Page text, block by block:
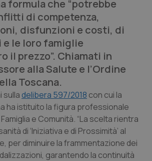
Giulia
& coronaropatie
formula che “potrebbe
di competenza,
disfunzioni e costi, di
le loro famiglie
il prezzo”. Chiamati in
alla Salute e l’Ordine
Toscana.
sulla delibera 597/2018 con cui la
ha istituito la figura professionale
e Comunità. “La scelta rientra
di ‘Iniziativa e di Prossimità’ al
per diminuire la frammentazione dei
garantendo la continuità